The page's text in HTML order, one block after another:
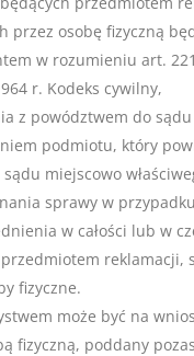
przez osobę fizyczną
w rozumieniu art.
r. Kodeks cywilny,
z powództwem do
podmiotu, który
miejscowo
sprawy w przypadku
w całości lub w
reklamacji,
fizyczne.
może być na
fizyczną, poddany